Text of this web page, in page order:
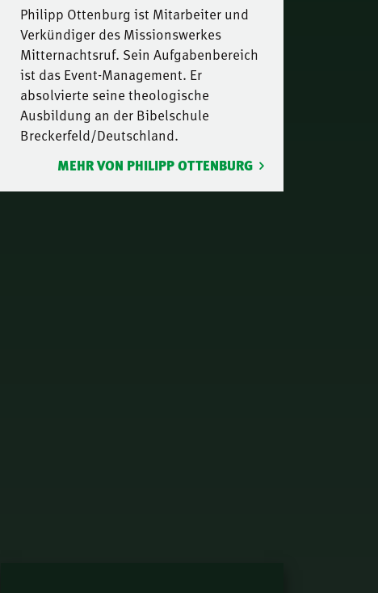
Philipp Ottenburg ist Mitarbeiter und
Verkündiger des Missionswerkes
Mitternachtsruf. Sein Aufgabenbereich
ist das Event-Management. Er
absolvierte seine theologische
Ausbildung an der Bibelschule
Breckerfeld/Deutschland.
MEHR VON PHILIPP OTTENBURG